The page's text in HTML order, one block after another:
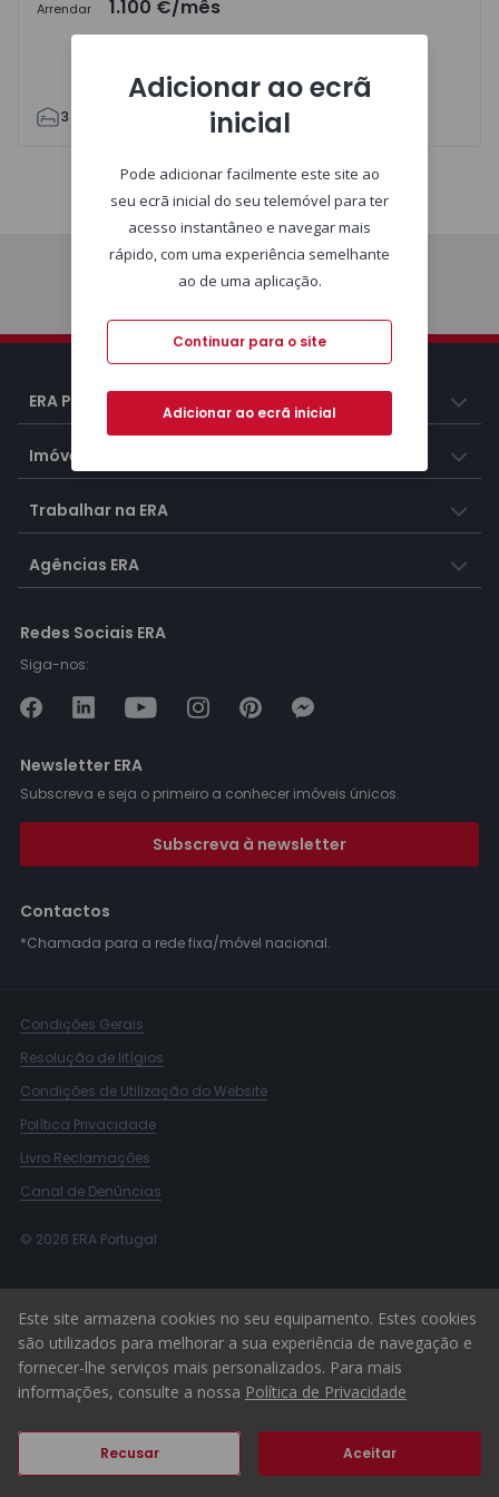
Arrendar 1.100 €/mês
3 101 5
Mapa Lista
ERA Portugal
Imóveis
Trabalhar na ERA
Agências ERA
Redes Sociais ERA
Siga-nos:
Newsletter ERA
Subscreva e seja o primeiro a conhecer imóveis únicos.
Subscreva à newsletter
Contactos
*Chamada para a rede fixa/móvel nacional.
Condições Gerais
Resolução de litígios
Condições de Utilização do Website
Política Privacidade
Livro Reclamações
Canal de Denúncias
© 2026 ERA Portugal
Este site armazena cookies no seu equipamento. Estes cookies
são utilizados para melhorar a sua experiência de navegação e
fornecer-lhe serviços mais personalizados. Para mais
informações, consulte a nossa Política de Privacidade
Recusar Aceitar
Adicionar ao ecrã
inicial
Pode adicionar facilmente este site ao
seu ecrã inicial do seu telemóvel para ter
acesso instantâneo e navegar mais
rápido, com uma experiência semelhante
ao de uma aplicação.
Continuar para o site
Adicionar ao ecrã inicial